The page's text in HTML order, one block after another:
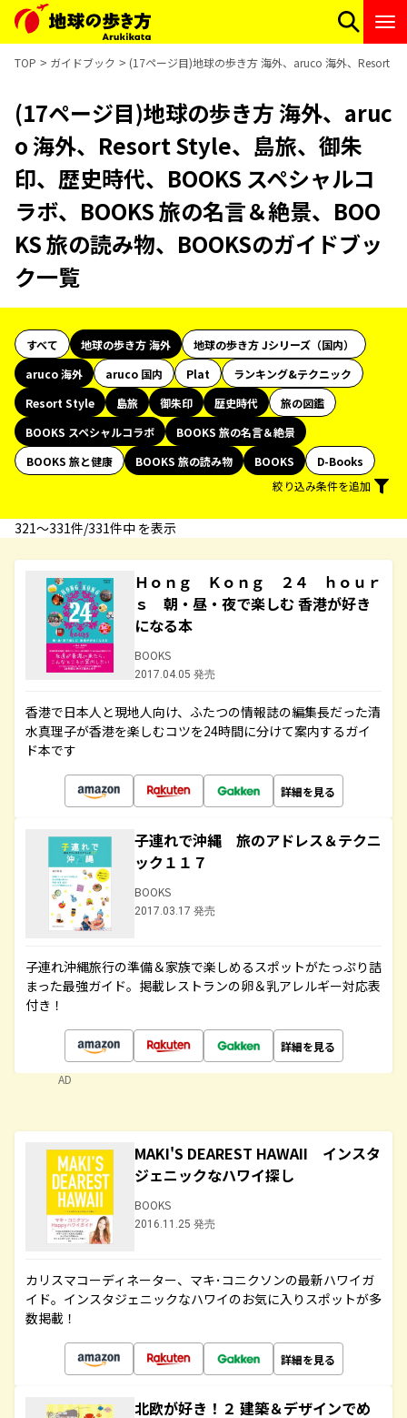
TOP ガイドブック (17ページ目)地球の歩き方 海外、aruco 海外、Resort
(17ページ目)地球の歩き方 海外、aruc
o 海外、Resort Style、島旅、御朱
印、歴史時代、BOOKS スペシャルコ
ラボ、BOOKS 旅の名言＆絶景、BOO
KS 旅の読み物、BOOKSのガイドブッ
ク一覧
すべて 地球の歩き方 海外
地球の歩き方 Jシリーズ（国内）
aruco 海外
aruco 国内 Plat
ランキング&テクニック
Resort Style
島旅 御朱印 歴史時代
旅の図鑑
BOOKS スペシャルコラボ
BOOKS 旅の名言＆絶景
BOOKS 旅と健康
BOOKS 旅の読み物 BOOKS
D-Books
絞り込み条件を追加
321〜331件/331件中 を表示
Ｈｏｎｇ Ｋｏｎｇ ２４ ｈｏｕｒ
ｓ 朝・昼・夜で楽しむ 香港が好き
になる本
BOOKS
2017.04.05 発売
香港で日本人と現地人向け、ふたつの情報誌の編集長だった清
水真理子が香港を楽しむコツを24時間に分けて案内するガイ
ド本です
詳細を見る
子連れで沖縄 旅のアドレス＆テクニ
ック１１７
BOOKS
2017.03.17 発売
子連れ沖縄旅行の準備＆家族で楽しめるスポットがたっぷり詰
まった最強ガイド。掲載レストランの卵＆乳アレルギー対応表
付き！
詳細を見る
AD
MAKI'S DEAREST HAWAII インスタ
ジェニックなハワイ探し
BOOKS
2016.11.25 発売
カリスマコーディネーター、マキ･コニクソンの最新ハワイガ
イド。インスタジェニックなハワイのお気に入りスポットが多
数掲載！
詳細を見る
北欧が好き！２ 建築＆デザインでめ